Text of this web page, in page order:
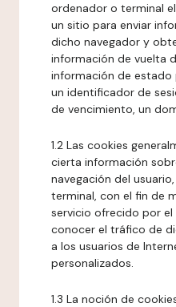
ordenador o terminal
un sitio para enviar
dicho navegador y
información de vuelta
información de estado
un identificador de
de vencimiento, un
1.2 Las cookies
cierta información
navegación del
terminal, con el fin de
servicio ofrecido por
conocer el tráfico de
a los usuarios de
personalizados.
1.3 La noción de